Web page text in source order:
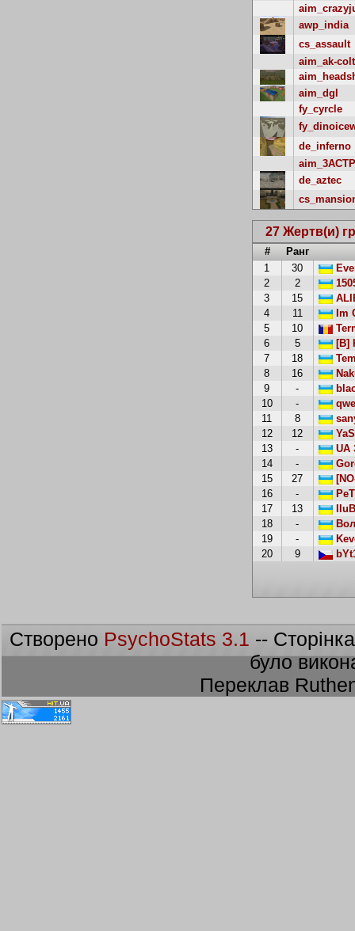
awp_india
cs_assault
aim_ak-colt
aim_dgl
fy_cyrcle
de_inferno
de_aztec
27 Жертв(и)
#
Ранг
1
30
2
2
3
15
4
11
Im
5
10
6
5
[B]
7
18
8
16
9
-
10
-
11
8
12
12
13
-
UA
14
-
15
27
16
-
17
13
18
-
19
-
20
9
Створено PsychoStats 3.1 --
було
Переклав